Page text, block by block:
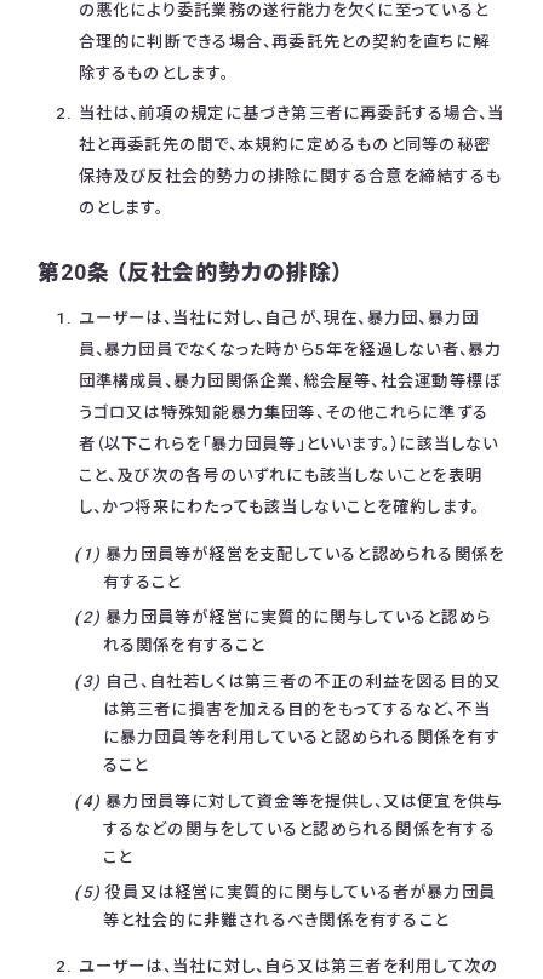
の悪化により委託業務の遂行能力を欠くに至っていると
合理的に判断できる場合、再委託先との契約を直ちに解
除するものとします。
当社は、前項の規定に基づき第三者に再委託する場合、当
社と再委託先の間で、本規約に定めるものと同等の秘密
保持及び反社会的勢力の排除に関する合意を締結するも
のとします。
第20条 （反社会的勢力の排除）
ユーザーは、当社に対し、自己が、現在、暴力団、暴力団
員、暴力団員でなくなった時から5年を経過しない者、暴力
団準構成員、暴力団関係企業、総会屋等、社会運動等標ぼ
うゴロ又は特殊知能暴力集団等、その他これらに準ずる
者（以下これらを「暴力団員等」といいます。）に該当しない
こと、及び次の各号のいずれにも該当しないことを表明
し、かつ将来にわたっても該当しないことを確約します。
暴力団員等が経営を支配していると認められる関係を
有すること
暴力団員等が経営に実質的に関与していると認めら
れる関係を有すること
自己、自社若しくは第三者の不正の利益を図る目的又
は第三者に損害を加える目的をもってするなど、不当
に暴力団員等を利用していると認められる関係を有す
ること
暴力団員等に対して資金等を提供し、又は便宜を供与
するなどの関与をしていると認められる関係を有する
こと
役員又は経営に実質的に関与している者が暴力団員
等と社会的に非難されるべき関係を有すること
ユーザーは、当社に対し、自ら又は第三者を利用して次の